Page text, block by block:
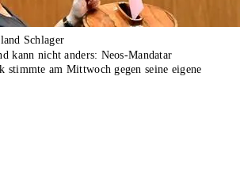
Schlager
kann nicht anders: Neos-Mandatar
stimmte am Mittwoch gegen seine eigene